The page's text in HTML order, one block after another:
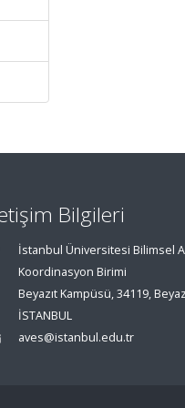
Bilgileri
İstanbul Üniversitesi Bilimsel
Koordinasyon Birimi
Beyazıt Kampüsü, 34119,
İSTANBUL
aves@istanbul.edu.tr